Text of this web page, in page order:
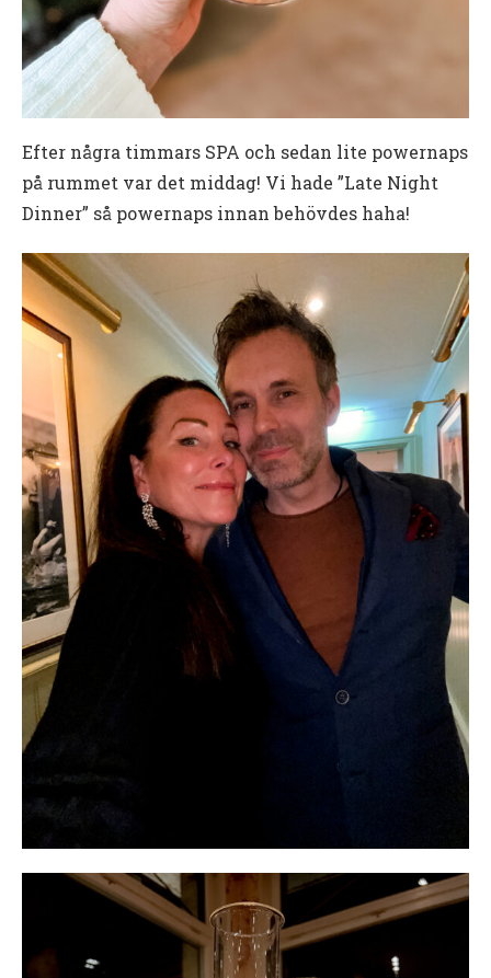
Efter några timmars SPA och sedan lite powernaps
på rummet var det middag! Vi hade ”Late Night
Dinner” så powernaps innan behövdes haha!